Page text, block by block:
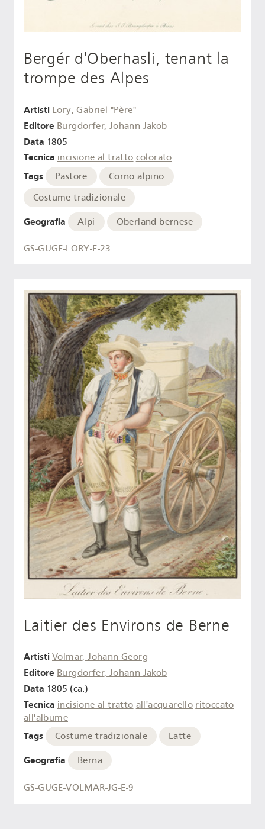
Bergér d'Oberhasli, tenant la
trompe des Alpes
Artisti Lory, Gabriel "Père"
Editore Burgdorfer, Johann Jakob
Data 1805
Tecnica incisione al tratto colorato
Tags Pastore
Corno alpino
Costume tradizionale
Geografia Alpi Oberland bernese
GS-GUGE-LORY-E-23
Laitier des Environs de Berne
Artisti Volmar, Johann Georg
Editore Burgdorfer, Johann Jakob
Data 1805 (ca.)
Tecnica incisione al tratto all'acquarello ritoccato
all'albume
Tags Costume tradizionale Latte
Geografia Berna
GS-GUGE-VOLMAR-JG-E-9